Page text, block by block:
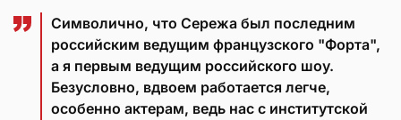
Символично, что Сережа был последним
российским ведущим французского "Форта",
а я первым ведущим российского шоу.
Безусловно, вдвоем работается легче,
особенно актерам, ведь нас с институтской